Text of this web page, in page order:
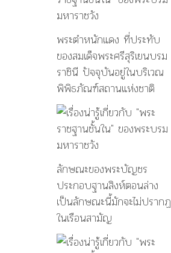
พระตำหนักแดง ที่ประทับ
ของสมเด็จพระศรีสุริเยนบรม
ราชินี ปัจจุบันอยู่ในบริเวณ
พิพิธภัณฑ์สถานแห่งชาติ
ลักษณะของพระบัญชร
ประกอบฐานสิงห์ตอนล่าง
เป็นลักษณะนี้มักจะไม่ปรากฏ
ในเรือนสามัญ